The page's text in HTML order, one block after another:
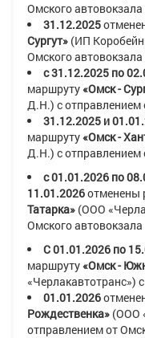
Омского автовокзала
31.12.2025
Сургут» (ИП
Омского автовокзала
с 31.12.2025 по
маршруту«Омск -
Д.Н.) сотправлением
31.12.2025 и
маршруту«Омск -
Д.Н.) сотправлением
с 01.01.2026 по
11.01.2026отменены
Татарка» (ООО
Омского автовокзала
С 01.01.2026 по
маршруту«Омск -
«Черлакавтотранс»)
01.01.2026
Рождественка» (ООО
отправлением от